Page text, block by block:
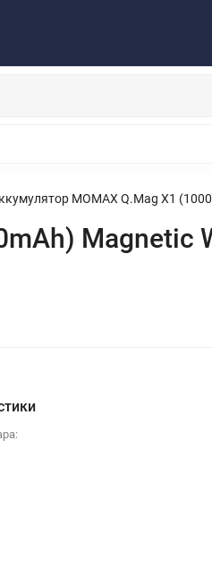
MOMAX Q.Mag X1
Magnetic